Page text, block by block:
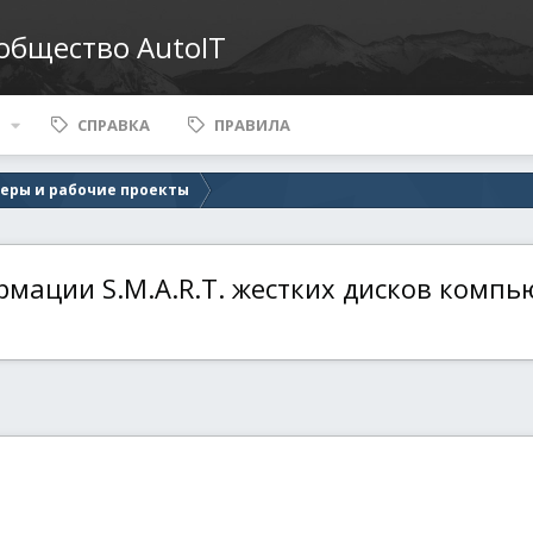
AutoIT
СПРАВКА ПРАВИЛА
и рабочие проекты
S.M.A.R.T. жестких дисков